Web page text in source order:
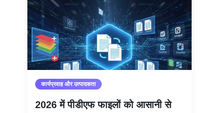
कार्यप्रवाह और उत्पादकता
2026 में पीडीएफ फाइलों को आसानी से